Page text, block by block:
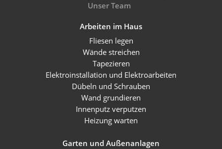
Unser Team
Arbeiten im Haus
Fliesen legen
Wände streichen
Tapezieren
Elektroinstallation und Elektroarbeiten
Dübeln und Schrauben
Wand grundieren
Innenputz verputzen
Heizung warten
Garten und Außenanlagen